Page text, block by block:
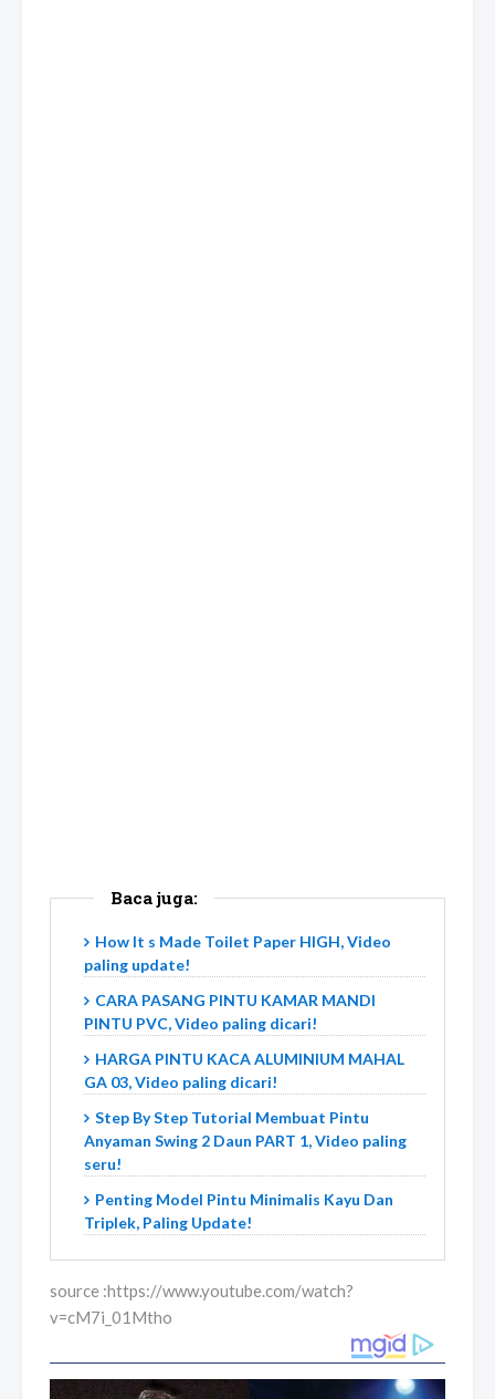
Baca juga:
How It s Made Toilet Paper HIGH, Video
paling update!
CARA PASANG PINTU KAMAR MANDI
PINTU PVC, Video paling dicari!
HARGA PINTU KACA ALUMINIUM MAHAL
GA 03, Video paling dicari!
Step By Step Tutorial Membuat Pintu
Anyaman Swing 2 Daun PART 1, Video paling
seru!
Penting Model Pintu Minimalis Kayu Dan
Triplek, Paling Update!
source :https://www.youtube.com/watch?
v=cM7i_01Mtho